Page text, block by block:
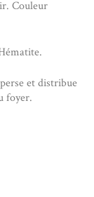
Couleur
et distribue
foyer.
ROUGE